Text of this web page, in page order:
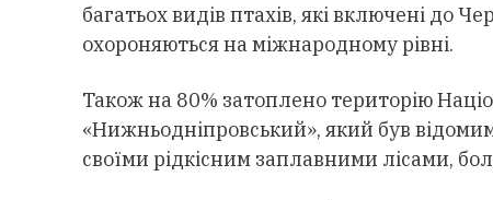
багатьох видів птахів, які включені до
охороняються на міжнародному рівні.
Також на 80% затоплено територію
«Нижньодніпровський», який був
своїми рідкісним заплавними лісами,